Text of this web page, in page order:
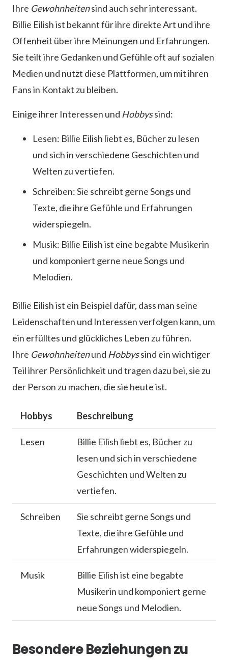
Ihre Gewohnheitensind auch sehr interessant.
Billie Eilish ist bekannt für ihre direkte Art und ihre
Offenheit über ihre Meinungen und Erfahrungen.
Sie teilt ihre Gedanken und Gefühle oft auf sozialen
Medien und nutzt diese Plattformen, um mit ihren
Fans in Kontakt zu bleiben.
Einige ihrer Interessen und Hobbyssind:
Lesen: Billie Eilish liebt es, Bücher zu lesen
und sich in verschiedene Geschichten und
Welten zu vertiefen.
Schreiben: Sie schreibt gerne Songs und
Texte, die ihre Gefühle und Erfahrungen
widerspiegeln.
Musik: Billie Eilish ist eine begabte Musikerin
und komponiert gerne neue Songs und
Melodien.
Billie Eilish ist ein Beispiel dafür, dass man seine
Leidenschaften und Interessen verfolgen kann, um
ein erfülltes und glückliches Leben zu führen.
Ihre Gewohnheitenund Hobbyssind ein wichtiger
Teil ihrer Persönlichkeit und tragen dazu bei, sie zu
der Person zu machen, die sie heute ist.
Hobbys Beschreibung
Lesen
Billie Eilish liebt es, Bücher zu
lesen und sich in verschiedene
Geschichten und Welten zu
vertiefen.
Schreiben
Sie schreibt gerne Songs und
Texte, die ihre Gefühle und
Erfahrungen widerspiegeln.
Musik
Billie Eilish ist eine begabte
Musikerin und komponiert gerne
neue Songs und Melodien.
Besondere Beziehungen zu